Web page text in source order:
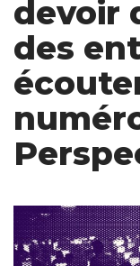
devoir
des